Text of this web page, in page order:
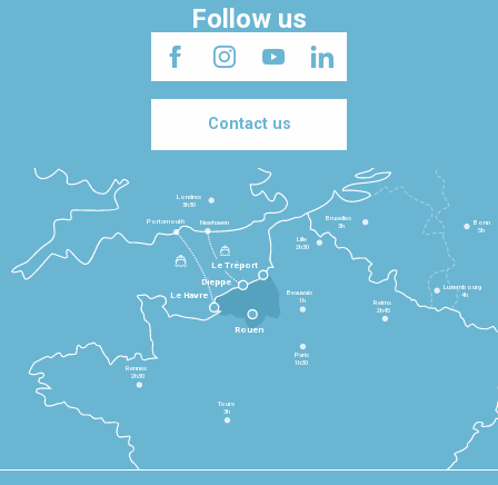
Follow us
Contact us
Le Havre
Dieppe
Le Tréport
Rennes
2h30
Tours
3h
Paris
1h30
Beauvais
1h
Reims
2h45
Lille
2h30
Bruxelles
3h
Londres
3h30
Newhaven
Portsmouth
Bonn
5h
Luxembourg
4h
Rouen